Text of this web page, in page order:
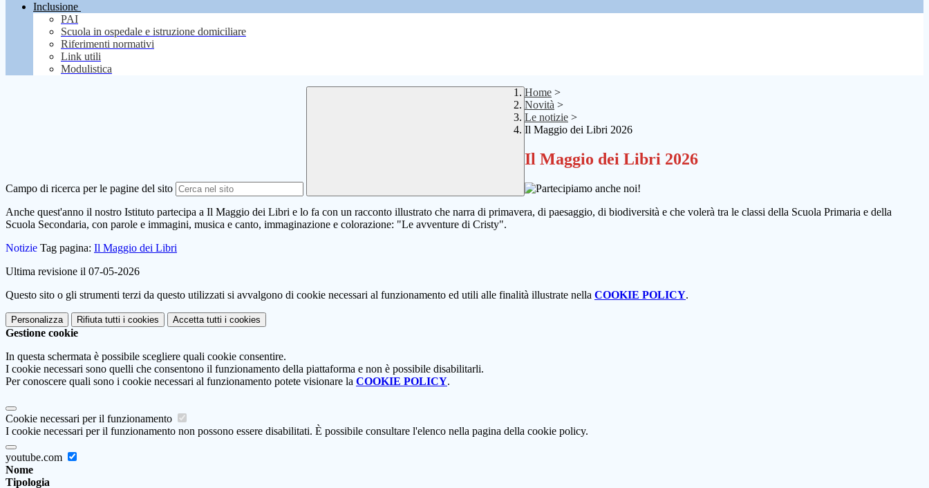
Inclusione
PAI
Scuola in ospedale e istruzione domiciliare
Riferimenti normativi
Link utili
Modulistica
Campo di ricerca per le pagine del sito
Home >
Novità >
Le notizie >
Il Maggio dei Libri 2026
Il Maggio dei Libri 2026
Anche quest'anno il nostro Istituto partecipa a Il Maggio dei Libri e lo fa con un racconto illustrato che narra di primavera, di paesaggio, di biodiversità e che volerà tra le classi della Scuola Primaria e della
Scuola Secondaria, con parole e immagini, musica e canto, immaginazione e colorazione: "Le avventure di Cristy".
Notizie Tag pagina: Il Maggio dei Libri
Ultima revisione il 07-05-2026
Questo sito o gli strumenti terzi da questo utilizzati si avvalgono di cookie necessari al funzionamento ed utili alle finalità illustrate nella COOKIE POLICY.
Personalizza Rifiuta tutti i cookies Accetta tutti i cookies
Gestione cookie
In questa schermata è possibile scegliere quali cookie consentire.
I cookie necessari sono quelli che consentono il funzionamento della piattaforma e non è possibile disabilitarli.
Per conoscere quali sono i cookie necessari al funzionamento potete visionare la COOKIE POLICY.
Cookie necessari per il funzionamento
I cookie necessari per il funzionamento non possono essere disabilitati. È possibile consultare l'elenco nella pagina della cookie policy.
youtube.com
Nome
Tipologia